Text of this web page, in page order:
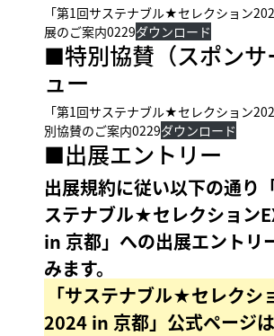
「第1回サステナブル★セレクション
展のご案内0229ダウンロード
■特別協賛（スポンサ
ュー
「第1回サステナブル★セレクション
別協賛のご案内0229ダウンロード
■出展エントリー
出展規約に従い以下の通り
ステナブル★セレクション
in 京都」への出展エントリ
みます。
「サステナブル★セレクシ
2024 in 京都」公式ページ